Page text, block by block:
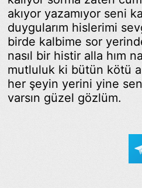
akıyor yazamıyor seni
duygularım hislerimi
birde kalbime sor
nasıl bir histir alla hım
mutluluk ki bütün kötü
her şeyin yerini yine
varsın güzel gözlüm.